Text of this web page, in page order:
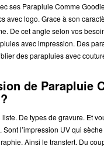
ses Parapluie Comme
avec logo. Grace à son
De cet angle selon vos
avec impression. Des
des parapluies avec
de Parapluie
De types de gravure. Et
l’impression UV qui
Ainsi le transfert. Du